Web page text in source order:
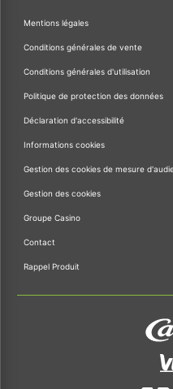
Mentions légales
Conditions générales de vente
Conditions générales d'utilisation
Politique de protection des données
Déclaration d'accessibilité
Informations cookies
Gestion des cookies de mesure
Gestion des cookies
Groupe Casino
Contact
Rappel Produit